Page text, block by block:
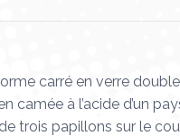
carré en verre
camée à l’acide d’un
trois papillons sur le